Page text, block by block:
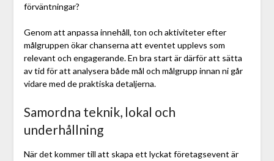
förväntningar?
Genom att anpassa innehåll, ton och aktiviteter efter
målgruppen ökar chanserna att eventet upplevs som
relevant och engagerande. En bra start är därför att sätta
av tid för att analysera både mål och målgrupp innan ni går
vidare med de praktiska detaljerna.
Samordna teknik, lokal och
underhållning
När det kommer till att skapa ett lyckat företagsevent är